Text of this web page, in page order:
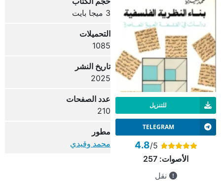
للتنزيل
TELEGRAM
4.8/5
الأصوات: 257
نقل
3 ميجا بايت
التحميلات
1085
تاريخ النشر
2025
عدد الصفحات
210
مطور
محمد وقيدي